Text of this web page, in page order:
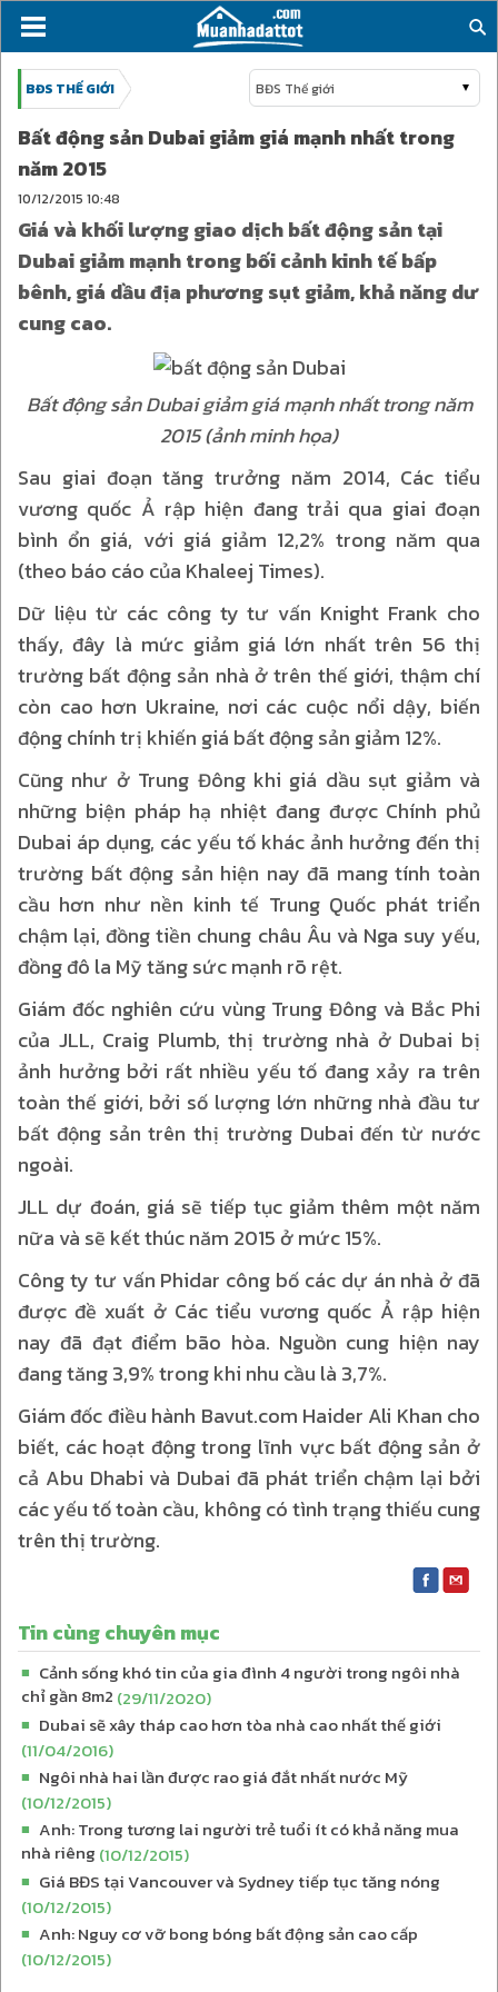
BĐS THẾ GIỚI BĐS Thế giới
Bất động sản Dubai giảm giá mạnh nhất trong
năm 2015
10/12/2015 10:48
Giá và khối lượng giao dịch bất động sản tại
Dubai giảm mạnh trong bối cảnh kinh tế bấp
bênh, giá dầu địa phương sụt giảm, khả năng dư
cung cao.
Bất động sản Dubai giảm giá mạnh nhất trong năm
2015 (ảnh minh họa)
Sau giai đoạn tăng trưởng năm 2014, Các tiểu
vương quốc Ả rập hiện đang trải qua giai đoạn
bình ổn giá, với giá giảm 12,2% trong năm qua
(theo báo cáo của Khaleej Times).
Dữ liệu từ các công ty tư vấn Knight Frank cho
thấy, đây là mức giảm giá lớn nhất trên 56 thị
trường bất động sản nhà ở trên thế giới, thậm chí
còn cao hơn Ukraine, nơi các cuộc nổi dậy, biến
động chính trị khiến giá bất động sản giảm 12%.
Cũng như ở Trung Đông khi giá dầu sụt giảm và
những biện pháp hạ nhiệt đang được Chính phủ
Dubai áp dụng, các yếu tố khác ảnh hưởng đến thị
trường bất động sản hiện nay đã mang tính toàn
cầu hơn như nền kinh tế Trung Quốc phát triển
chậm lại, đồng tiền chung châu Âu và Nga suy yếu,
đồng đô la Mỹ tăng sức mạnh rõ rệt.
Giám đốc nghiên cứu vùng Trung Đông và Bắc Phi
của JLL, Craig Plumb, thị trường nhà ở Dubai bị
ảnh hưởng bởi rất nhiều yếu tố đang xảy ra trên
toàn thế giới, bởi số lượng lớn những nhà đầu tư
bất động sản trên thị trường Dubai đến từ nước
ngoài.
JLL dự đoán, giá sẽ tiếp tục giảm thêm một năm
nữa và sẽ kết thúc năm 2015 ở mức 15%.
Công ty tư vấn Phidar công bố các dự án nhà ở đã
được đề xuất ở Các tiểu vương quốc Ả rập hiện
nay đã đạt điểm bão hòa. Nguồn cung hiện nay
đang tăng 3,9% trong khi nhu cầu là 3,7%.
Giám đốc điều hành Bavut.com Haider Ali Khan cho
biết, các hoạt động trong lĩnh vực bất động sản ở
cả Abu Dhabi và Dubai đã phát triển chậm lại bởi
các yếu tố toàn cầu, không có tình trạng thiếu cung
trên thị trường.
Tin cùng chuyên mục
■ Cảnh sống khó tin của gia đình 4 người trong ngôi nhà
chỉ gần 8m2 (29/11/2020)
■ Dubai sẽ xây tháp cao hơn tòa nhà cao nhất thế giới
(11/04/2016)
■ Ngôi nhà hai lần được rao giá đắt nhất nước Mỹ
(10/12/2015)
■ Anh: Trong tương lai người trẻ tuổi ít có khả năng mua
nhà riêng (10/12/2015)
■ Giá BĐS tại Vancouver và Sydney tiếp tục tăng nóng
(10/12/2015)
■ Anh: Nguy cơ vỡ bong bóng bất động sản cao cấp
(10/12/2015)